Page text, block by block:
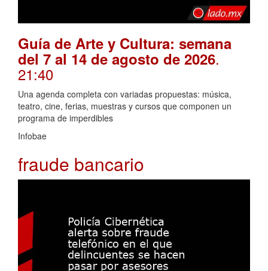
Guía de Arte y Cultura: semana
del 7 al 14 de agosto de 2026.
21:40
Una agenda completa con variadas propuestas: música,
teatro, cine, ferias, muestras y cursos que componen un
programa de imperdibles
Infobae
fraude bancario